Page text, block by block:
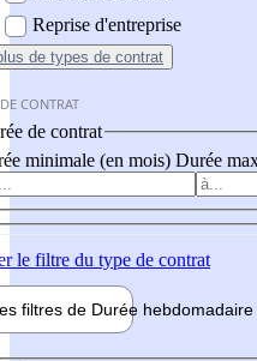
Reprise d'entreprise
de types de contrat
CONTRAT
de contrat
minimale (en mois) Durée
le filtre du type de contrat
filtres de Durée hebdomadaire